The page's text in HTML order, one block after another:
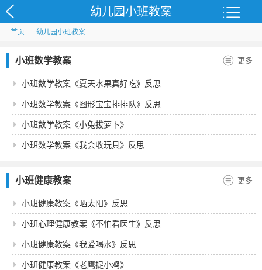
幼儿园小班教案
首页 - 幼儿园小班教案
小班数学教案 更多
小班数学教案《夏天水果真好吃》反思
小班数学教案《图形宝宝排排队》反思
小班数学教案《小兔拔萝卜》
小班数学教案《我会收玩具》反思
小班健康教案 更多
小班健康教案《晒太阳》反思
小班心理健康教案《不怕看医生》反思
小班健康教案《我爱喝水》反思
小班健康教案《老鹰捉小鸡》